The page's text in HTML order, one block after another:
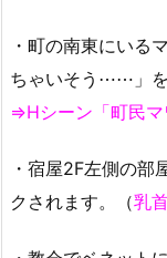
・町の南東にいる
ちゃいそう⋯⋯」を
⇒Hシーン「町民
・宿屋2F左側の部
クされます。（乳